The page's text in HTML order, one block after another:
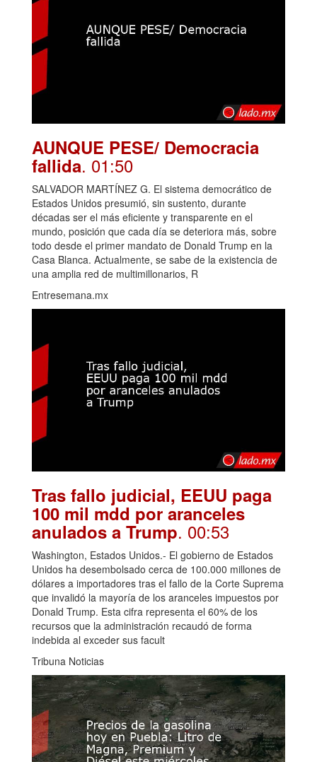
AUNQUE PESE/ Democracia
fallida. 01:50
SALVADOR MARTÍNEZ G. El sistema democrático de
Estados Unidos presumió, sin sustento, durante
décadas ser el más eficiente y transparente en el
mundo, posición que cada día se deteriora más, sobre
todo desde el primer mandato de Donald Trump en la
Casa Blanca. Actualmente, se sabe de la existencia de
una amplia red de multimillonarios, R
Entresemana.mx
Tras fallo judicial, EEUU paga
100 mil mdd por aranceles
anulados a Trump. 00:53
Washington, Estados Unidos.- El gobierno de Estados
Unidos ha desembolsado cerca de 100.000 millones de
dólares a importadores tras el fallo de la Corte Suprema
que invalidó la mayoría de los aranceles impuestos por
Donald Trump. Esta cifra representa el 60% de los
recursos que la administración recaudó de forma
indebida al exceder sus facult
Tribuna Noticias